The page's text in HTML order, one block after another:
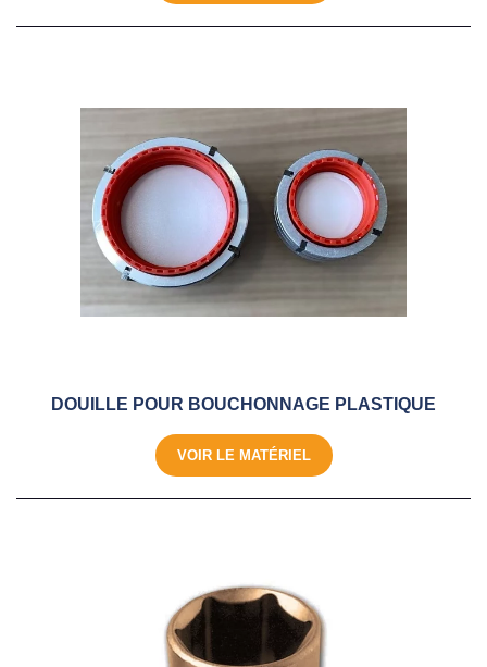
DOUILLE POUR BOUCHONNAGE PLASTIQUE
VOIR LE MATÉRIEL